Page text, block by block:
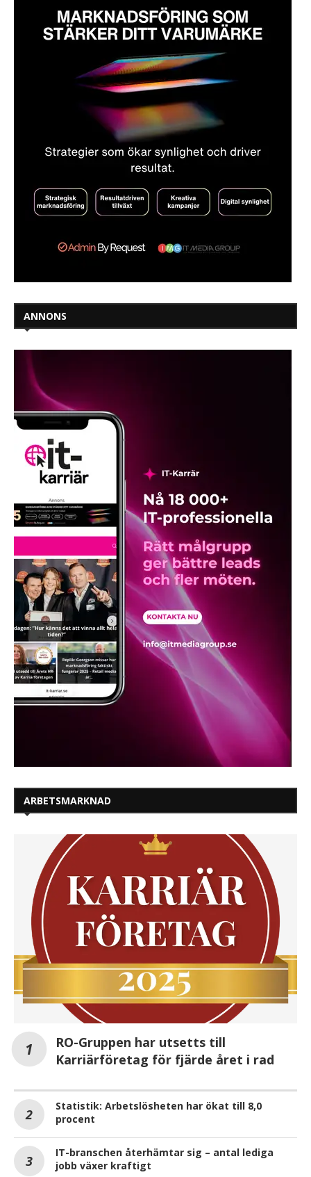
ANNONS
ARBETSMARKNAD
RO-Gruppen har utsetts till
Karriärföretag för fjärde året i rad
Statistik: Arbetslösheten har ökat till 8,0
procent
IT-branschen återhämtar sig – antal lediga
jobb växer kraftigt